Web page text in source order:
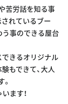
苦労話を知る事
れているブー
う事のできる屋台
できるオリジナル
もできて、大人
ます！